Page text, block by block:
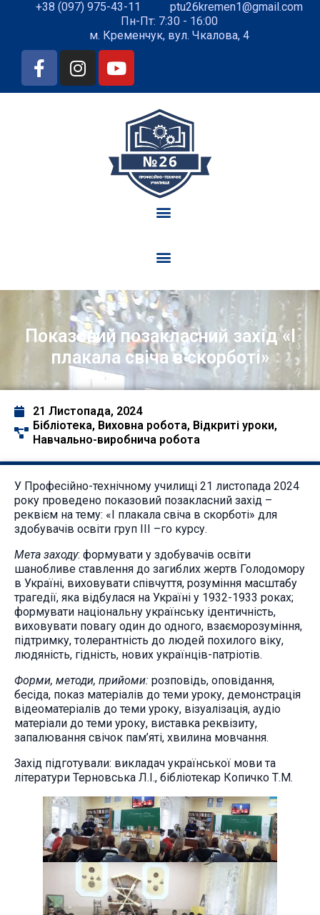
+38 (097) 975-43-11
ptu26kremen1@gmail.com
Пн-Пт: 7:30 - 16:00
м. Кременчук, вул. Чкалова, 4
Показовий позакласний захід «І
плакала свіча в скорботі»
21 Листопада, 2024
Бібліотека, Виховна робота, Відкриті уроки,
Навчально-виробнича робота
У Професійно-технічному училищі 21 листопада 2024
року проведено показовий позакласний захід –
реквієм на тему: «І плакала свіча в скорботі» для
здобувачів освіти груп ІІІ –го курсу.
Мета заходу: формувати у здобувачів освіти
шанобливе ставлення до загиблих жертв Голодомору
в Україні, виховувати співчуття, розуміння масштабу
трагедії, яка відбулася на Україні у 1932-1933 роках;
формувати національну українську ідентичність,
виховувати повагу один до одного, взаєморозуміння,
підтримку, толерантність до людей похилого віку,
людяність, гідність, нових українців-патріотів.
Форми, методи, прийоми: розповідь, оповідання,
бесіда, показ матеріалів до теми уроку, демонстрація
відеоматеріалів до теми уроку, візуалізація, аудіо
матеріали до теми уроку, виставка реквізиту,
запалювання свічок пам’яті, хвилина мовчання.
Захід підготували: викладач української мови та
літератури Терновська Л.І., бібліотекар Копичко Т.М.